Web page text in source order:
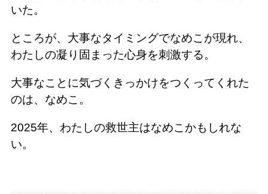
いた。
ところが、大事なタイミングでなめこが現れ、
わたしの凝り固まった心身を刺激する。
大事なことに気づくきっかけをつくってくれた
のは、なめこ。
2025年、わたしの救世主はなめこかもしれな
い。